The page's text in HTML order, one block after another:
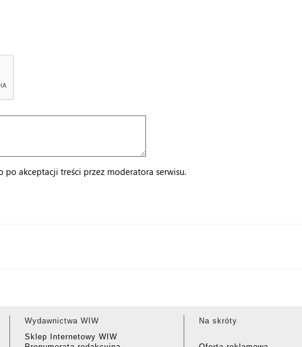
akceptacji treści przez moderatora serwisu.
Wydawnictwa WIW
Sklep Internetowy WIW
Na skróty